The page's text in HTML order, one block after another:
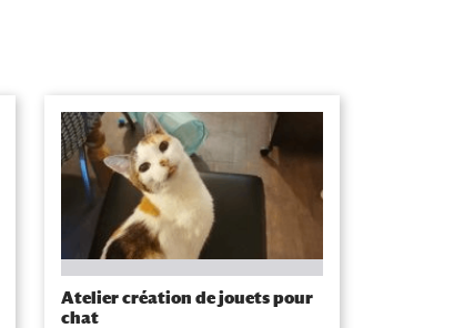
Atelier création de jouets pour
chat